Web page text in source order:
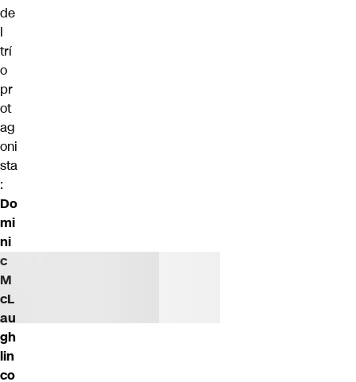
de
l
trí
o
pr
ot
ag
oni
sta
:
Do
mi
ni
c
M
cL
au
gh
lin
co